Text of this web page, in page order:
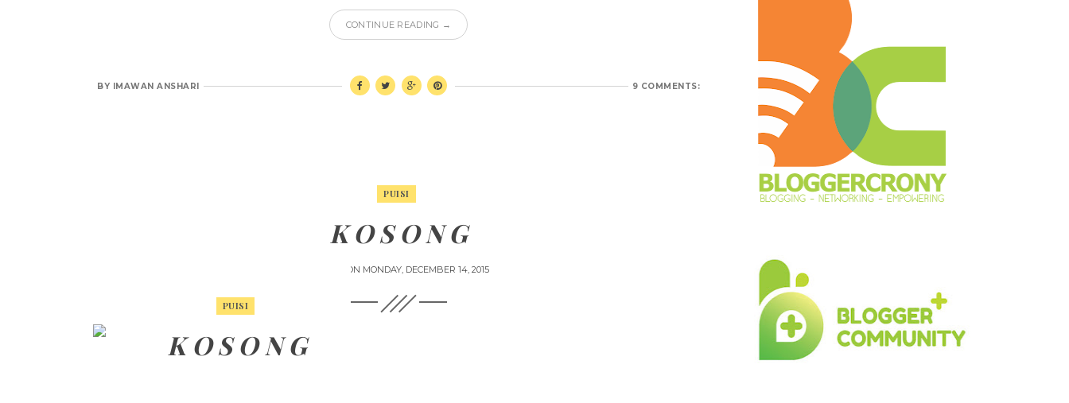
CONTINUE READING →
9 COMMENTS:
BY IMAWAN ANSHARI
PUISI
K O S O N G
POSTED ON MONDAY, DECEMBER 14, 2015
PUISI
K O S O N G